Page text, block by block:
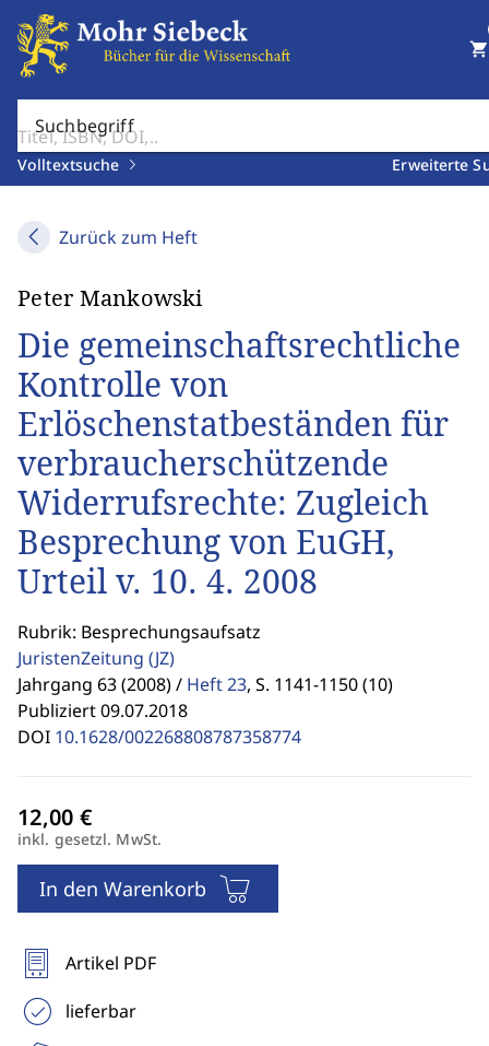
Suchbegriff
Volltextsuche Erweiterte
shopping_cart
Zurück zum Heft
Peter Mankowski
Die gemeinschaftsrechtliche
Kontrolle von
Erlöschenstatbeständen für
verbraucherschützende
Widerrufsrechte: Zugleich
Besprechung von EuGH,
Urteil v. 10. 4. 2008
Rubrik: Besprechungsaufsatz
JuristenZeitung (JZ)
Jahrgang 63 (2008) / Heft 23, S. 1141-1150 (10)
Publiziert 09.07.2018
DOI 10.1628/002268808787358774
inkl. gesetzl. MwSt.
In den Warenkorb
Artikel PDF
lieferbar